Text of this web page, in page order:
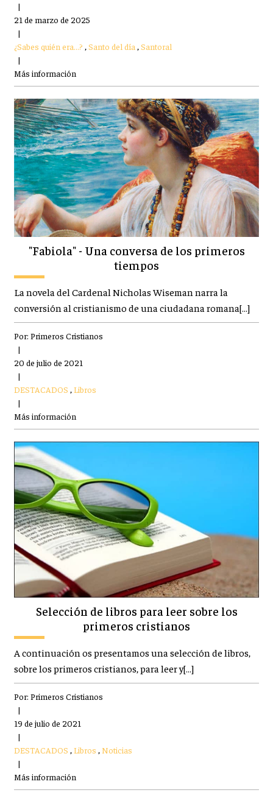
|
21 de marzo de 2025
|
¿Sabes quién era...? ,Santo del día ,Santoral
|
Más información
"Fabiola" - Una conversa de los primeros
tiempos
La novela del Cardenal Nicholas Wiseman narra la
conversión al cristianismo de una ciudadana romana[…]
Por: Primeros Cristianos
|
20 de julio de 2021
|
DESTACADOS ,Libros
|
Más información
Selección de libros para leer sobre los
primeros cristianos
A continuación os presentamos una selección de libros,
sobre los primeros cristianos, para leer y[…]
Por: Primeros Cristianos
|
19 de julio de 2021
|
DESTACADOS ,Libros , Noticias
|
Más información